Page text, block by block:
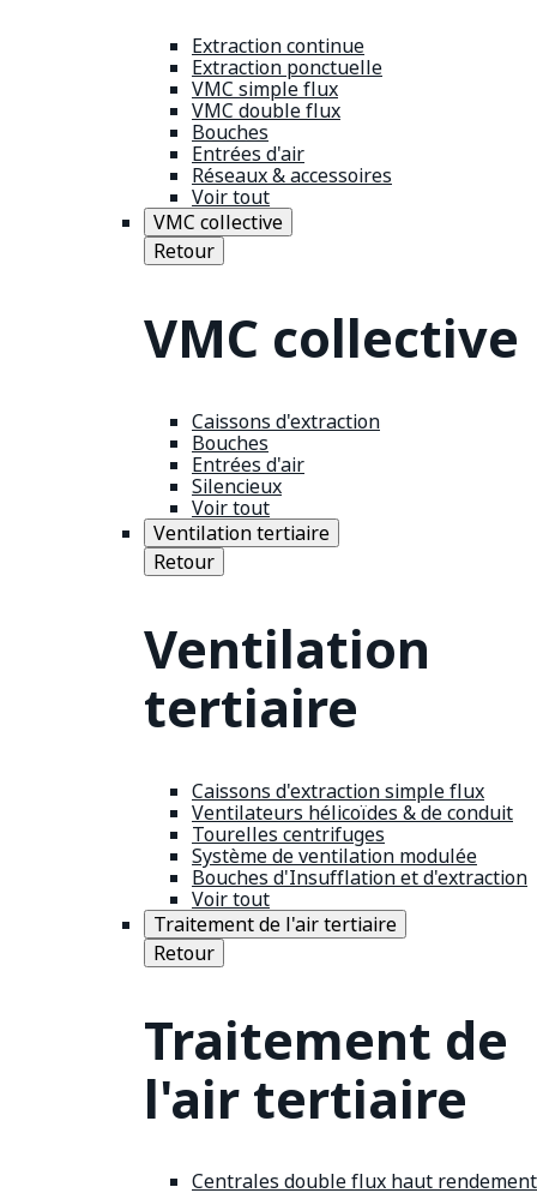
Extraction continue
Extraction ponctuelle
VMC simple flux
VMC double flux
Bouches
Entrées d'air
Réseaux & accessoires
Voir tout
VMC collective
Retour
VMC collective
Caissons d'extraction
Bouches
Entrées d'air
Silencieux
Voir tout
Ventilation tertiaire
Retour
Ventilation
tertiaire
Caissons d'extraction simple flux
Ventilateurs hélicoïdes & de conduit
Tourelles centrifuges
Système de ventilation modulée
Bouches d'Insufflation et d'extraction
Voir tout
Traitement de l'air tertiaire
Retour
Traitement de
l'air tertiaire
Centrales double flux haut rendement